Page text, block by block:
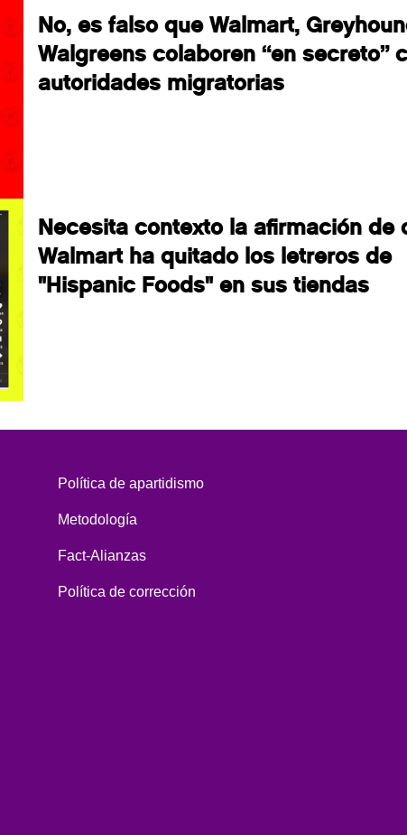
No, es falso que Walmart,
Walgreens colaboren “en secreto”
autoridades migratorias
Necesita contexto la afirmación de
Walmart ha quitado los letreros de
"Hispanic Foods" en sus tiendas
Política de apartidismo
Metodología
Fact-Alianzas
Política de corrección